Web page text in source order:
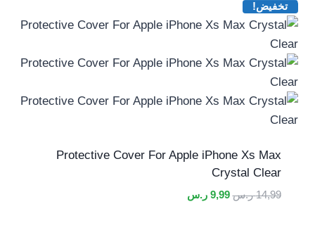
تخفيض!
Protective Cover For Apple iPhone Xs Max
Crystal Clear
14,99 ر.س السعر
9,99 ر.س